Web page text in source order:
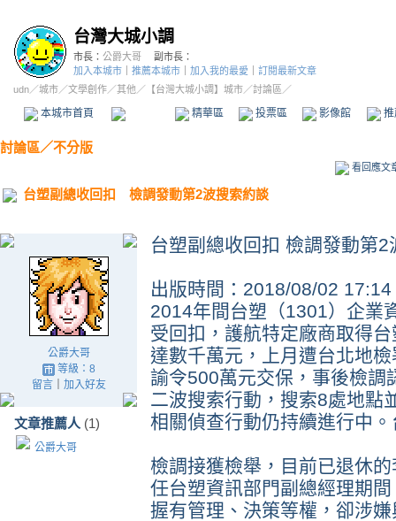
台灣大城小調
市長： 公爵大哥
副市長：
加入本城市
推薦本城市 加入我的最愛
訂閱最新文章
udn／城市／文學創作／其他 ／ 【台灣大城小調】城市／討論區／
本城市首頁 精華區 投票區 影像館
討論區／不分版
看回應文
台塑副總收回扣 檢調發動第2波搜索約談
公爵大哥
等級：8
留言｜ 加入好友
文章推薦人 (1)
公爵大哥
台塑副總收回扣 檢調發動第2
出版時間：2018/08/02 17:14
2014年間台塑（1301）企業
受回扣，護航特定廠商取得
達數千萬元，上月遭台北地
諭令500萬元交保，事後檢調
二波搜索行動，搜索8處地點
相關偵查行動仍持續進行中
檢調接獲檢舉，目前已退休
任台塑資訊部門副總經理期
握有管理、決策等權，卻涉